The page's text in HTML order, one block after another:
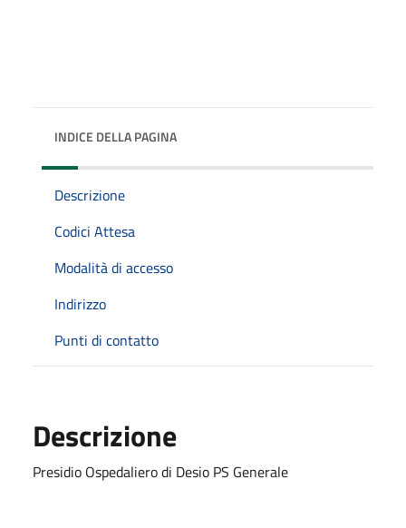
INDICE DELLA PAGINA
Descrizione
Codici Attesa
Modalità di accesso
Indirizzo
Punti di contatto
Descrizione
Presidio Ospedaliero di Desio PS Generale